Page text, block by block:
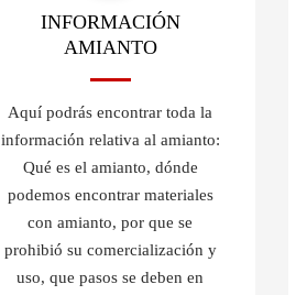
INFORMACIÓN
AMIANTO
Aquí podrás encontrar toda la
información relativa al amianto:
Qué es el amianto, dónde
podemos encontrar materiales
con amianto, por que se
prohibió su comercialización y
uso, que pasos se deben en